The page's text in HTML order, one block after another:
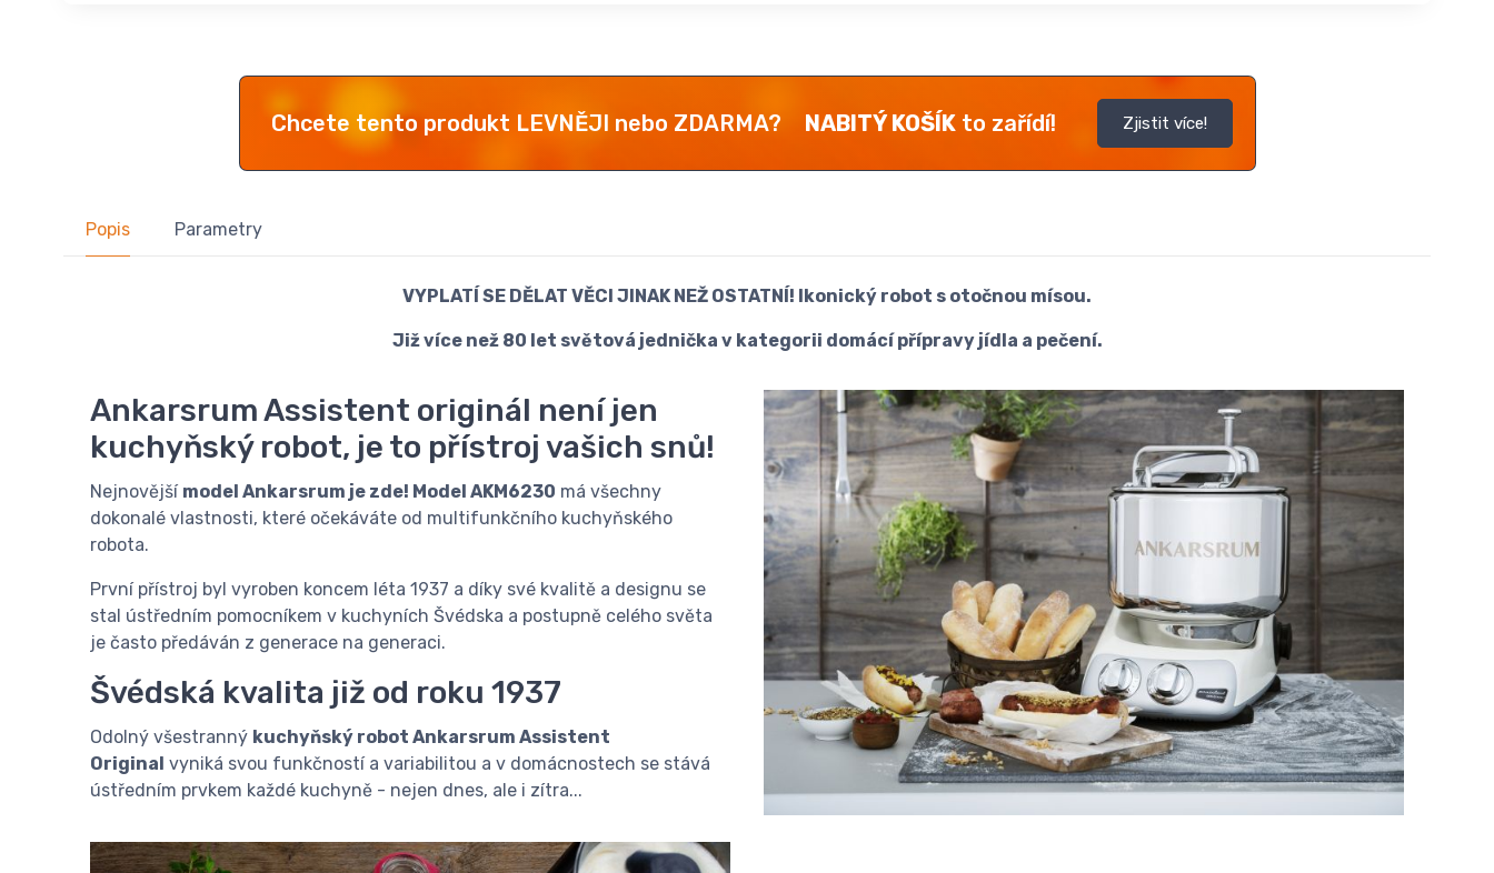
Chcete tento produkt LEVNĚJI nebo ZDARMA? NABITÝ KOŠÍKto zařídí! Zjistit více!
Popis Parametry
VYPLATÍ SE DĚLAT VĚCI JINAK NEŽ OSTATNÍ! Ikonický robot s otočnou mísou.
Již více než 80 let světová jednička v kategorii domácí přípravy jídla a pečení.
Ankarsrum Assistent originál není jen
kuchyňský robot, je to přístroj vašich snů!
Nejnovější model Ankarsrum je zde! Model AKM6230 má všechny
dokonalé vlastnosti, které očekáváte od multifunkčního kuchyňského
robota.
První přístroj byl vyroben koncem léta 1937 a díky své kvalitě a designu se
stal ústředním pomocníkem v kuchyních Švédska a postupně celého světa
je často předáván z generace na generaci.
Švédská kvalita již od roku 1937
Odolný všestranný kuchyňský robot Ankarsrum Assistent
Original vyniká svou funkčností a variabilitou a v domácnostech se stává
ústředním prvkem každé kuchyně - nejen dnes, ale i zítra...